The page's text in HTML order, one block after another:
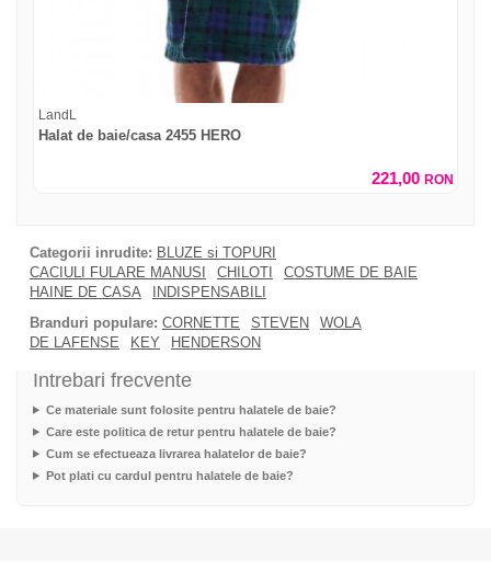
LandL
Halat de baie/casa 2455 HERO
221,00 RON
Categorii inrudite: BLUZE si TOPURI
CACIULI FULARE MANUSI
CHILOTI
COSTUME DE BAIE
HAINE DE CASA
INDISPENSABILI
Branduri populare: CORNETTE STEVEN
WOLA
DE LAFENSE
KEY HENDERSON
Intrebari frecvente
Ce materiale sunt folosite pentru halatele de baie?
Care este politica de retur pentru halatele de baie?
Cum se efectueaza livrarea halatelor de baie?
Pot plati cu cardul pentru halatele de baie?